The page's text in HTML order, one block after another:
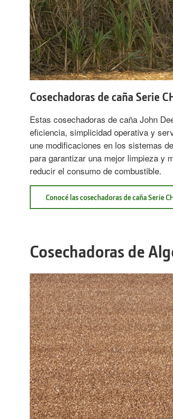
Cosechadoras de caña Serie
Estas cosechadoras de caña John
eficiencia, simplicidad operativa y
une modificaciones en los sistemas
para garantizar una mejor limpieza y
reducir el consumo de combustible.
Conocé las cosechadoras de caña Serie
Cosechadoras de